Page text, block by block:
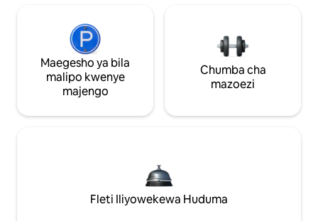
Maegesho ya bila
malipo kwenye
majengo
Chumba cha
mazoezi
Fleti Iliyowekewa Huduma